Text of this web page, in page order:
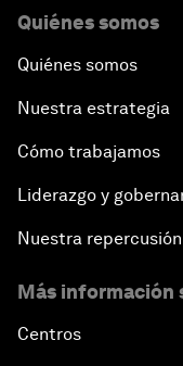
Standing Up for
A Global
An Insight, An
From
Quiénes somos
Quiénes somos
Nuestra estrategia
Cómo trabajamos
Liderazgo y
Nuestra repercusión
Más información
Centros